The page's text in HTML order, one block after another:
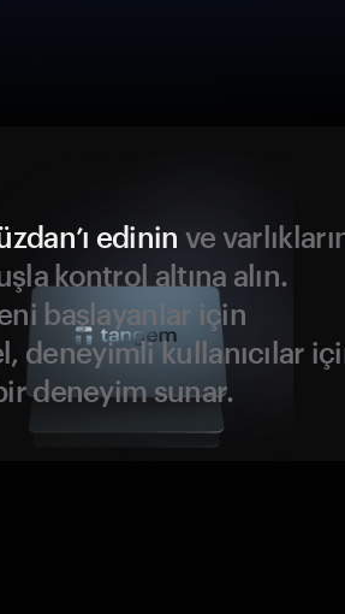
edinin ve
kontrol altına alın.
başlayanlar için
deneyimli kullanıcılar
deneyim sunar.